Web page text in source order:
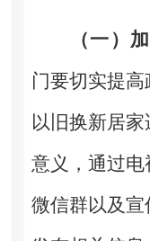
（一）
门要切实提
以旧换新居
意义，通过电
微信群以及宣